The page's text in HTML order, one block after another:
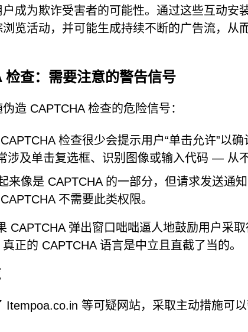
成为欺诈受害者的可能性。通过这些互动安
览活动，并可能生成持续不断的广告流，从
检查：需要注意的警告信号
造 CAPTCHA 检查的危险信号：
检查很少会提示用户“单击允许”以
涉及单击复选框、识别图像或输入代码 — 从
来像是 CAPTCHA 的一部分，但请求发送通
不需要此类权限。
CAPTCHA 弹出窗口咄咄逼人地鼓励用户采
正的 CAPTCHA 语言是中立且直截了当的。
Itempoa.co.in 等可疑网站，采取主动措施可